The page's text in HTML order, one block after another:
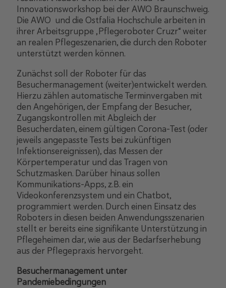
Innovationsworkshop bei der AWO Braunschweig.
Die AWO und die Ostfalia Hochschule arbeiten in
ihrer Arbeitsgruppe „Pflegeroboter Cruzr“ weiter
an realen Pflegeszenarien, die durch den Roboter
unterstützt werden können.
Zunächst soll der Roboter für das
Besuchermanagement (weiter)entwickelt werden.
Hierzu zählen automatische Terminvergaben mit
den Angehörigen, der Empfang der Besucher,
Zugangskontrollen mit Abgleich der
Besucherdaten, einem gültigen Corona-Test (oder
jeweils angepasste Tests bei zukünftigen
Infektionsereignissen), das Messen der
Körpertemperatur und das Tragen von
Schutzmasken. Darüber hinaus sollen
Kommunikations-Apps, z.B. ein
Videokonferenzsystem und ein Chatbot,
programmiert werden. Durch einen Einsatz des
Roboters in diesen beiden Anwendungsszenarien
stellt er bereits eine signifikante Unterstützung in
Pflegeheimen dar, wie aus der Bedarfserhebung
aus der Pflegepraxis hervorgeht.
Besuchermanagement unter
Pandemiebedingungen